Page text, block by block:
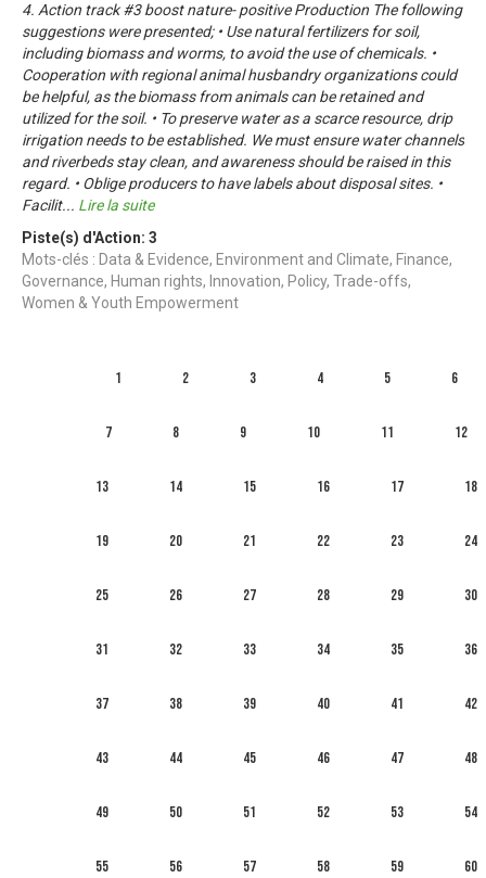
4. Action track #3 boost nature- positive Production The following
suggestions were presented; • Use natural fertilizers for soil,
including biomass and worms, to avoid the use of chemicals. •
Cooperation with regional animal husbandry organizations could
be helpful, as the biomass from animals can be retained and
utilized for the soil. • To preserve water as a scarce resource, drip
irrigation needs to be established. We must ensure water channels
and riverbeds stay clean, and awareness should be raised in this
regard. • Oblige producers to have labels about disposal sites. •
Facilit... Lire la suite
Piste(s) d'Action: 3
Mots-clés : Data & Evidence, Environment and Climate, Finance,
Governance, Human rights, Innovation, Policy, Trade-offs,
Women & Youth Empowerment
1 2 3 4 5 6
7 8 9 10 11 12
13 14 15 16 17 18
19 20 21 22 23 24
25 26 27 28 29 30
31 32 33 34 35 36
37 38 39 40 41 42
43 44 45 46 47 48
49 50 51 52 53 54
55 56 57 58 59 60